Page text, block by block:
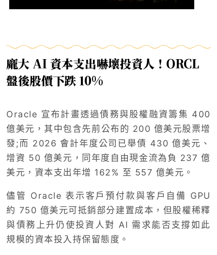
龐大 AI 資本支出嚇壞投資人！ORCL
盤後股價下跌 10%
Oracle 宣布計畫透過債務與股權融資籌集 400
億美元，其中包含先前公布的 200 億美元股票增
發;而 2026 會計年度公司已舉債 430 億美元、
增資 50 億美元，同年度自由現金流為負 237 億
美元，資本支出年增 162% 至 557 億美元。
儘管 Oracle 表示客戶預付款與客戶自備 GPU
約 750 億美元可抵銷部分建置成本，但股權稀釋
與債務上升仍使投資人對 AI 需求能否支撐如此
規模的資本投入持保留態度。